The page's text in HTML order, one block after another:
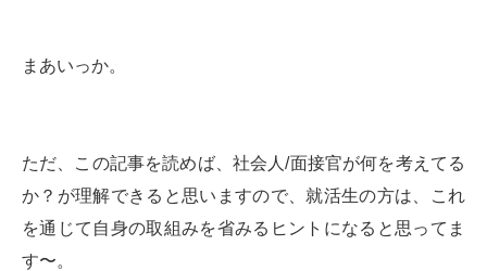
まあいっか。
ただ、この記事を読めば、社会人/面接官が何を考えてる
か？が理解できると思いますので、就活生の方は、これ
を通じて自身の取組みを省みるヒントになると思ってま
す〜。